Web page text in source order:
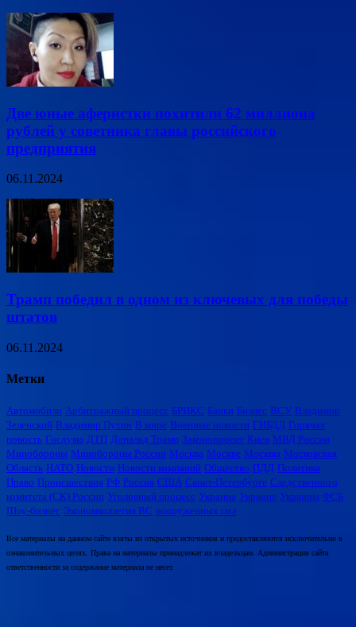
Две юные аферистки похитили 62 миллиона
рублей у советника главы российского
предприятия
06.11.2024
Трамп победил в одном из ключевых для победы
штатов
06.11.2024
Метки
Автомобили Арбитражный процесс БРИКС Банки Бизнес ВСУ Владимир
Зеленский Владимир Путин В мире Военные новости ГИБДД Горячая
новость Госдума ДТП Дональд Трамп Законопроект Киев МВД России
Минобороны Минобороны России Москва Москве Москвы Московская
Область НАТО Новости Новости компаний Общество ПДД Политика
Право Происшествия РФ Россия США Санкт-Петербурге Следственного
комитета (СК) России Уголовный процесс Украина Украине Украины ФСБ
Шоу-бизнес Экономколлегия ВС вооруженных сил
Все материалы на данном сайте взяты из открытых источников и предоставляются исключительно в
ознакомительных целях. Права на материалы принадлежат их владельцам. Администрация сайта
ответственности за содержание материала не несет.